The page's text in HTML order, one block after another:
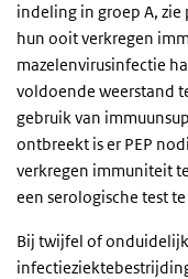
indeling in groep A,
hun ooit verkregen
mazelenvirusinfectie
voldoende weerstand
gebruik van
ontbreekt is er PEP
verkregen immuniteit
een serologische test
Bij twijfel of